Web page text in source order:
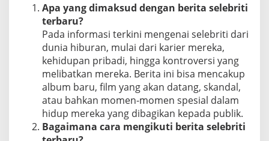
Apa yang dimaksud dengan berita selebriti
terbaru?
Pada informasi terkini mengenai selebriti dari
dunia hiburan, mulai dari karier mereka,
kehidupan pribadi, hingga kontroversi yang
melibatkan mereka. Berita ini bisa mencakup
album baru, film yang akan datang, skandal,
atau bahkan momen-momen spesial dalam
hidup mereka yang dibagikan kepada publik.
Bagaimana cara mengikuti berita selebriti